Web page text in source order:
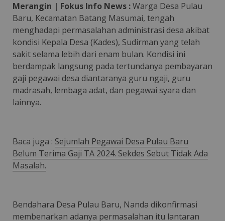
Merangin | Fokus Info News :Warga Desa Pulau
Baru, Kecamatan Batang Masumai, tengah
menghadapi permasalahan administrasi desa akibat
kondisi Kepala Desa (Kades), Sudirman yang telah
sakit selama lebih dari enam bulan. Kondisi ini
berdampak langsung pada tertundanya pembayaran
gaji pegawai desa diantaranya guru ngaji, guru
madrasah, lembaga adat, dan pegawai syara dan
lainnya.
Baca juga : Sejumlah Pegawai Desa Pulau Baru
Belum Terima Gaji TA 2024. Sekdes Sebut Tidak Ada
Masalah.
Bendahara Desa Pulau Baru, Nanda dikonfirmasi
membenarkan adanya permasalahan itu lantaran